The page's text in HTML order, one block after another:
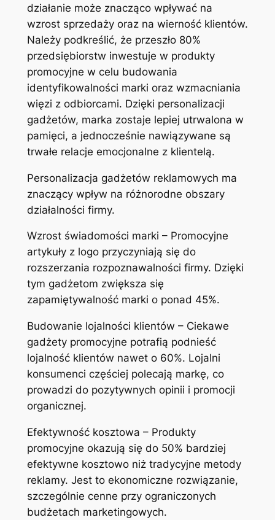
działanie może znacząco wpływać na
wzrost sprzedaży oraz na wierność klientów.
Należy podkreślić, że przeszło 80%
przedsiębiorstw inwestuje w produkty
promocyjne w celu budowania
identyfikowalności marki oraz wzmacniania
więzi z odbiorcami. Dzięki personalizacji
gadżetów, marka zostaje lepiej utrwalona w
pamięci, a jednocześnie nawiązywane są
trwałe relacje emocjonalne z klientelą.
Personalizacja gadżetów reklamowych ma
znaczący wpływ na różnorodne obszary
działalności firmy.
Wzrost świadomości marki – Promocyjne
artykuły z logo przyczyniają się do
rozszerzania rozpoznawalności firmy. Dzięki
tym gadżetom zwiększa się
zapamiętywalność marki o ponad 45%.
Budowanie lojalności klientów – Ciekawe
gadżety promocyjne potrafią podnieść
lojalność klientów nawet o 60%. Lojalni
konsumenci częściej polecają markę, co
prowadzi do pozytywnych opinii i promocji
organicznej.
Efektywność kosztowa – Produkty
promocyjne okazują się do 50% bardziej
efektywne kosztowo niż tradycyjne metody
reklamy. Jest to ekonomiczne rozwiązanie,
szczególnie cenne przy ograniczonych
budżetach marketingowych.